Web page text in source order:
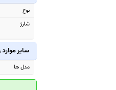
نوع
شارژ
سایر موارد
مدل ها